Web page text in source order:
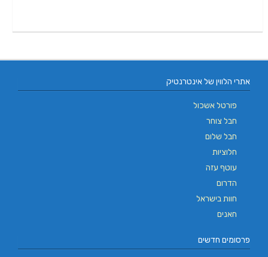
אתרי הלווין של אינטרנטיק
פורטל אשכול
חבל צוחר
חבל שלום
חלוציות
עוטף עזה
הדרום
חוות בישראל
חאנים
פרסומים חדשים